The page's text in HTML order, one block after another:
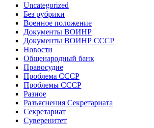
Uncategorized
Без рубрики
Военное положение
Документы ВОИНР
Документы ВОИНР СССР
Новости
Общенародный банк
Правосудие
Проблема СССР
Проблемы СССР
Разное
Разъяснения Секретариата
Секретариат
Суверенитет